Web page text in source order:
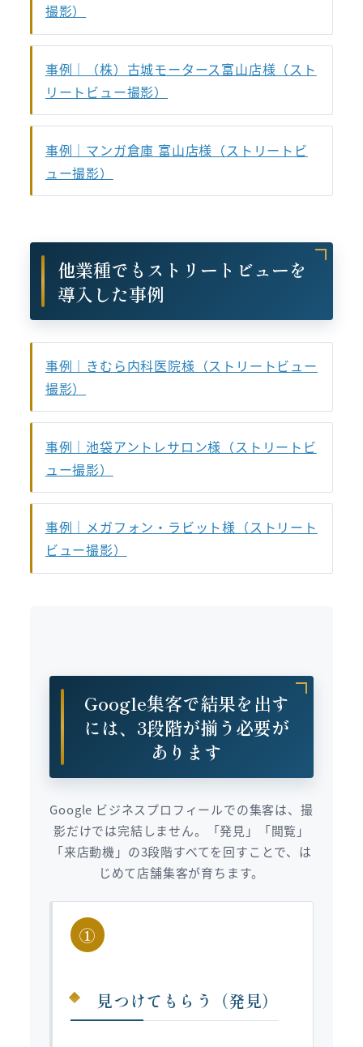
撮影）
事例｜（株）古城モータース富山店様（スト
リートビュー撮影）
事例｜マンガ倉庫 富山店様（ストリートビ
ュー撮影）
他業種でもストリートビューを
導入した事例
事例｜きむら内科医院様（ストリートビュー
撮影）
事例｜池袋アントレサロン様（ストリートビ
ュー撮影）
事例｜メガフォン・ラビット様（ストリート
ビュー撮影）
Google集客で結果を出す
には、3段階が揃う必要が
あります
Google ビジネスプロフィールでの集客は、撮
影だけでは完結しません。「発見」「閲覧」
「来店動機」の3段階すべてを回すことで、は
じめて店舗集客が育ちます。
①
見つけてもらう（発見）